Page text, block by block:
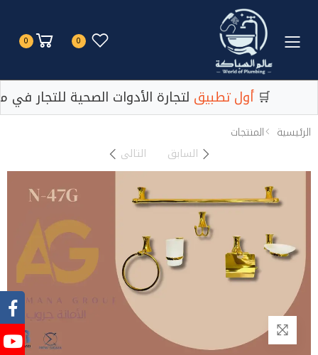
Toggle mobile menu
0
0
أول تطبيقلتجارة الأدوات الصحية للتجار لتجارة الأدوات الصحية للتجار في مصر 🛒
الرئيسية
المنتجات
السابق
التالى